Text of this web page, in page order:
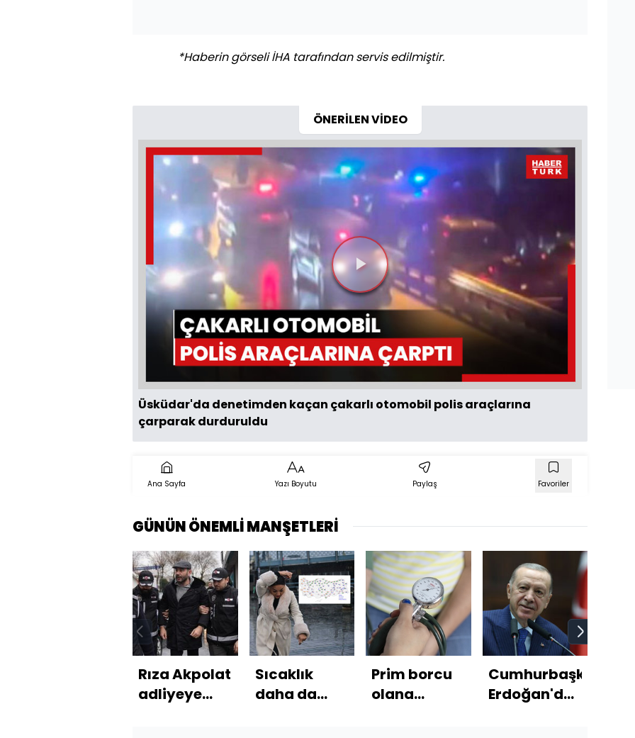
*Haberin görseli İHA tarafından servis edilmiştir.
ÖNERİLEN VİDEO
Videoyu
Oynat
Üsküdar'da denetimden kaçan çakarlı otomobil polis araçlarına
çarparak durduruldu
Ana Sayfa Yazı Boyutu Paylaş Favoriler
GÜNÜN ÖNEMLİ MANŞETLERİ
Rıza Akpolat
adliyeye
Sıcaklık
daha da
Prim borcu
olana
Cumhurbaşkanı
Erdoğan'dan